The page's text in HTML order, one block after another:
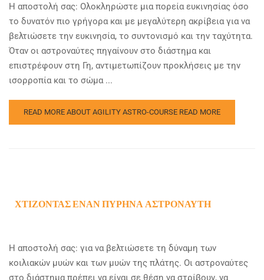
Η αποστολή σας: Ολοκληρώστε μια πορεία ευκινησίας όσο
το δυνατόν πιο γρήγορα και με μεγαλύτερη ακρίβεια για να
βελτιώσετε την ευκινησία, το συντονισμό και την ταχύτητα.
Όταν οι αστροναύτες πηγαίνουν στο διάστημα και
επιστρέφουν στη Γη, αντιμετωπίζουν προκλήσεις με την
ισορροπία και το σώμα ...
READ MORE ABOUT AGILITY ASTRO-COURSE READ MORE
ΧΤΊΖΟΝΤΑΣ ΈΝΑΝ ΠΥΡΉΝΑ ΑΣΤΡΟΝΑΎΤΗ
Η αποστολή σας: για να βελτιώσετε τη δύναμη των
κοιλιακών μυών και των μυών της πλάτης. Οι αστροναύτες
στο διάστημα πρέπει να είναι σε θέση να στρίβουν, να